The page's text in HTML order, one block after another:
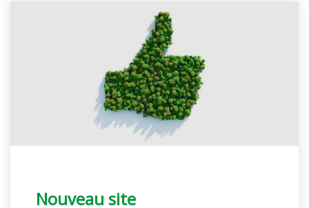
Nouveau site